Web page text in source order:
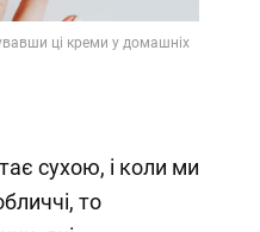
ці креми у домашніх
сухою, і коли ми
то